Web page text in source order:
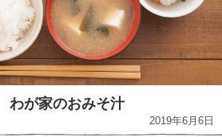
が家のおみそ汁
2019年6月6日